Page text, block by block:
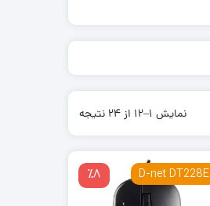
نمایش 1–12 از 24 نتیجه
٪8 D-net DT228E